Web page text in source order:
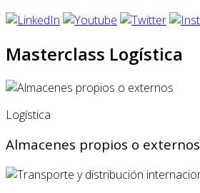
Masterclass Logística
Logística
Almacenes propios o externos